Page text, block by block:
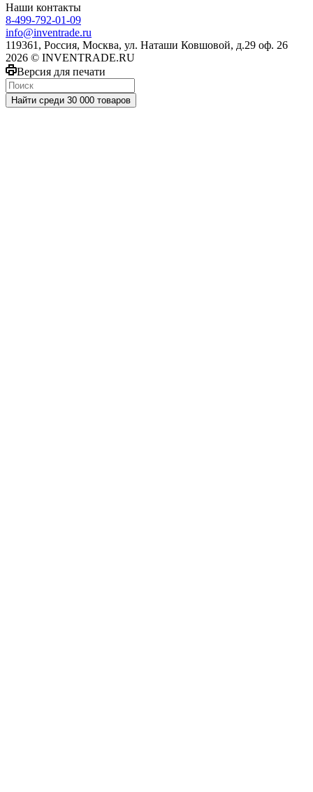
Наши контакты
8-499-792-01-09
info@inventrade.ru
119361, Россия, Москва, ул. Наташи Ковшовой, д.29 оф. 26
2026 © INVENTRADE.RU
Версия для печати
Найти среди 30 000 товаров